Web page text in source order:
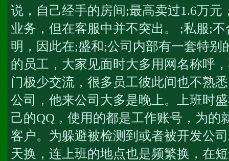
说，自己经手的房间;最高卖过1.6万元
业务，但在客服中并不突出。 ;私服;
明，因此在;盛和;公司内部有一套特别
的员工，大家见面时大多用网名称呼
门极少交流，很多员工彼此间也不熟
公司，他来公司大多是晚上。上班时
己的QQ，使用的都是工作账号，为的
客户。为躲避被检测到或者被开发公
天换，连上班的地点也是频繁换，在